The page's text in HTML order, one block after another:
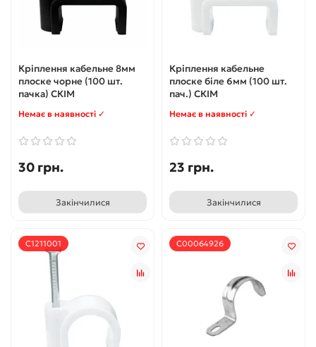
Кріплення кабельне 8мм
плоске чорне (100 шт.
пачка) СКІМ
Немає в наявності ✓
30 грн.
Закінчилися
Кріплення кабельне
плоске біле 6мм (100 шт.
пач.) СКІМ
Немає в наявності ✓
23 грн.
Закінчилися
С1211001 С00064926